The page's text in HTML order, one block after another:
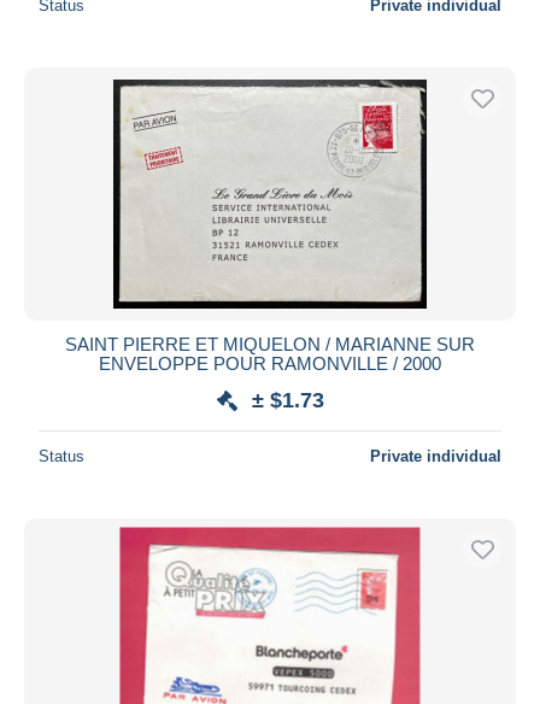
Status Private individual
SAINT PIERRE ET MIQUELON / MARIANNE SUR
ENVELOPPE POUR RAMONVILLE / 2000
± $1.73
Status Private individual